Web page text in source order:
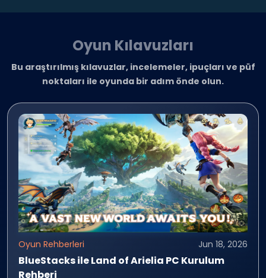
Oyun Kılavuzları
Bu araştırılmış kılavuzlar, incelemeler, ipuçları ve püf
noktaları ile oyunda bir adım önde olun.
Oyun Rehberleri Jun 18, 2026
BlueStacks ile Land of Arielia PC Kurulum
Rehberi